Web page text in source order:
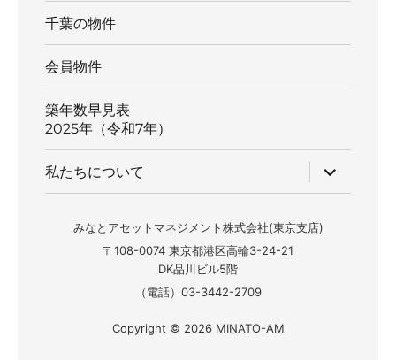
千葉の物件
会員物件
築年数早見表
2025年（令和7年）
私たちについて
ブ
メ
ュ
ー
みなとアセットマネジメント株式会社(東京支店)
〒108-0074 東京都港区高輪3-24-21
DK品川ビル5階
（電話）03-3442-2709
Copyright © 2026 MINATO-AM